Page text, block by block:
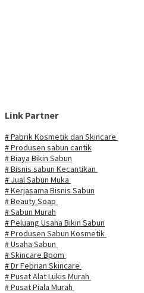
Link Partner
# Pabrik Kosmetik dan Skincare
# Produsen sabun cantik
# Biaya Bikin Sabun
# Bisnis sabun Kecantikan
# Jual Sabun Muka
# Kerjasama Bisnis Sabun
# Beauty Soap
# Sabun Murah
# Peluang Usaha Bikin Sabun
# Produsen Sabun Kosmetik
# Usaha Sabun
# Skincare Bpom
# Dr Febrian Skincare
# Pusat Alat Lukis Murah
# Pusat Piala Murah